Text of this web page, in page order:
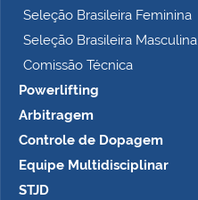
Seleção Brasileira Feminina
Seleção Brasileira Masculina
Comissão Técnica
Powerlifting
Arbitragem
Controle de Dopagem
Equipe Multidisciplinar
STJD